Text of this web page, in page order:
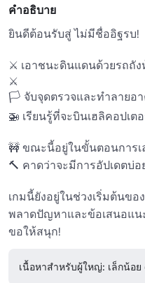
คำอธิบาย
ยินดีต้อนรับสู่ ไม่มีชื่ออิฐรบ!
⚔️ เอาชนะดินแดนด้วยรถถั
⚔️
🏳️ จับจุดตรวจและทําลายอา
🚁 เรียนรู้ที่จะบินเฮลิคอปเต
🚧 ขณะนี้อยู่ในขั้นตอนการ
🔨 คาดว่าจะมีการอัปเดตบ่อ
เกมนี้ยังอยู่ในช่วงเริ่มต้นข
พลาดปัญหาและข้อเสนอแน
เนื้อหาสำหรับผู้ใหญ่: เล็กน้อย